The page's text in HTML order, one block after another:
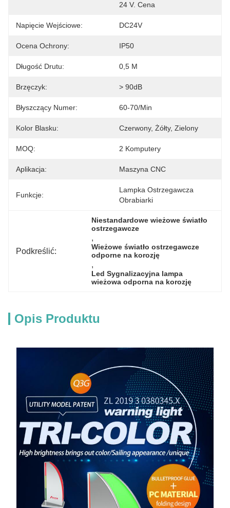
24 V. Cena
Napięcie Wejściowe: DC24V
Ocena Ochrony: IP50
Długość Drutu: 0,5 M
Brzęczyk: > 90dB
Błyszczący Numer: 60-70/min
Kolor Blasku: Czerwony, Żółty, Zielony
MOQ: 2 Komputery
Aplikacja: Maszyna CNC
Funkcje:
Lampka Ostrzegawcza
Obrabiarki
Podkreślić:
Niestandardowe wieżowe światło
ostrzegawcze
,
Wieżowe światło ostrzegawcze
odporne na korozję
,
Led Sygnalizacyjna lampa
wieżowa odporna na korozję
Opis Produktu